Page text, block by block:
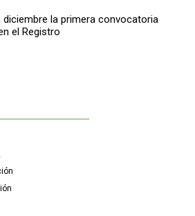
diciembre la primera convocatoria
el Registro